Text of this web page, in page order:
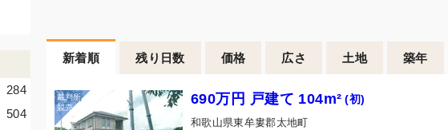
新着順 残り日数 価格 広さ 土地 築年
690万円 戸建て 104m² (初)
和歌山県東牟婁郡太地町
284
504